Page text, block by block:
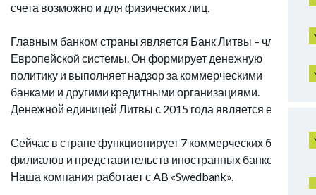
счета возможно и для физических лиц.
Главным банком страны является Банк Литвы – член
Европейской системы. Он формирует денежную
политику и выполняет надзор за коммерческими
банками и другими кредитными организациями.
Денежной единицей Литвы с 2015 года является евро.
Сейчас в стране функционирует 7 коммерческих банков,
филиалов и представительств иностранных банков.
Наша компания работает с AB «Swedbank».